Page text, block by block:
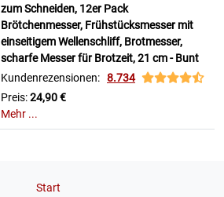
zum Schneiden, 12er Pack
Brötchenmesser, Frühstücksmesser mit
einseitigem Wellenschliff, Brotmesser,
scharfe Messer für Brotzeit, 21 cm - Bunt
Kundenrezensionen: 8.734
Preis:24,90 €
Mehr ...
Start